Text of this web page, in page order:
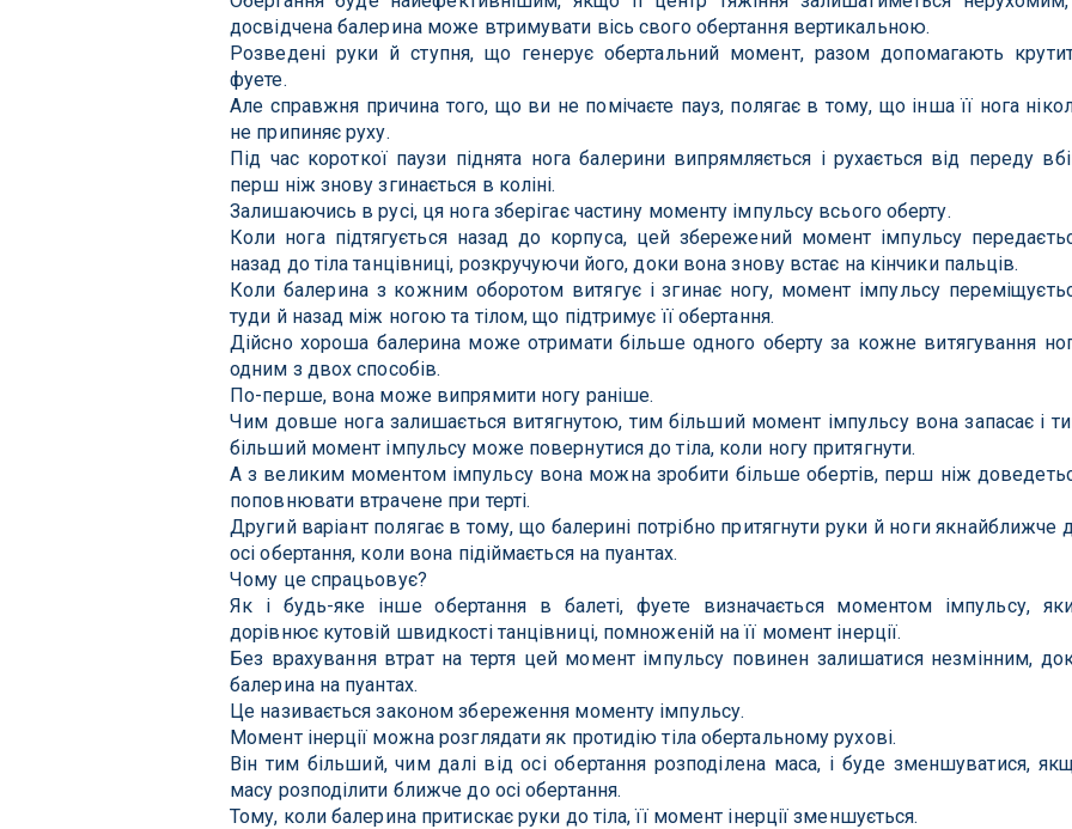
досвідчена балерина може втримувати вісь свого обертання вертикальною.
Розведені руки й ступня, що генерує обертальний момент, разом допомагають
фуете.
Але справжня причина того, що ви не помічаєте пауз, полягає в тому, що інша її нога
не припиняє руху.
Під час короткої паузи піднята нога балерини випрямляється і рухається від переду
перш ніж знову згинається в коліні.
Залишаючись в русі, ця нога зберігає частину моменту імпульсу всього оберту.
Коли нога підтягується назад до корпуса, цей збережений момент імпульсу
назад до тіла танцівниці, розкручуючи його, доки вона знову встає на кінчики пальців.
Коли балерина з кожним оборотом витягує і згинає ногу, момент імпульсу
туди й назад між ногою та тілом, що підтримує її обертання.
Дійсно хороша балерина може отримати більше одного оберту за кожне витягування
одним з двох способів.
По-перше, вона може випрямити ногу раніше.
Чим довше нога залишається витягнутою, тим більший момент імпульсу вона запасає і
більший момент імпульсу може повернутися до тіла, коли ногу притягнути.
А з великим моментом імпульсу вона можна зробити більше обертів, перш ніж
поповнювати втрачене при терті.
Другий варіант полягає в тому, що балерині потрібно притягнути руки й ноги якнайближче
осі обертання, коли вона підіймається на пуантах.
Чому це спрацьовує?
Як і будь-яке інше обертання в балеті, фуете визначається моментом імпульсу,
дорівнює кутовій швидкості танцівниці, помноженій на її момент інерції.
Без врахування втрат на тертя цей момент імпульсу повинен залишатися незмінним,
балерина на пуантах.
Це називається законом збереження моменту імпульсу.
Момент інерції можна розглядати як протидію тіла обертальному рухові.
Він тим більший, чим далі від осі обертання розподілена маса, і буде зменшуватися,
масу розподілити ближче до осі обертання.
Тому, коли балерина притискає руки до тіла, її момент інерції зменшується.